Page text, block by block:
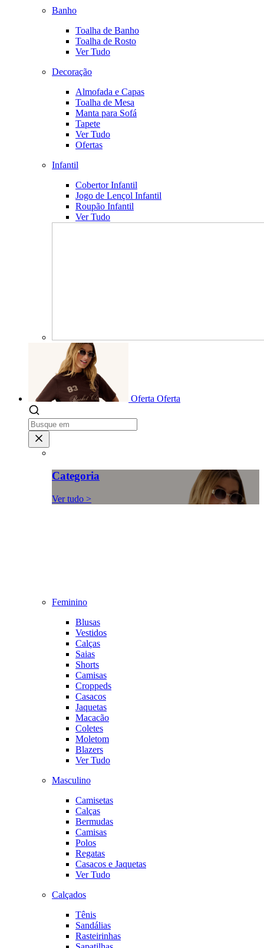
Banho
Toalha de Banho
Toalha de Rosto
Ver Tudo
Decoração
Almofada e Capas
Toalha de Mesa
Manta para Sofá
Tapete
Ver Tudo
Ofertas
Infantil
Cobertor Infantil
Jogo de Lençol Infantil
Roupão Infantil
Ver Tudo
Oferta Oferta
Categoria
Ver tudo >
Feminino
Blusas
Vestidos
Calças
Saias
Shorts
Camisas
Croppeds
Casacos
Jaquetas
Macacão
Coletes
Moletom
Blazers
Ver Tudo
Masculino
Camisetas
Calças
Bermudas
Camisas
Polos
Regatas
Casacos e Jaquetas
Ver Tudo
Calçados
Tênis
Sandálias
Rasteirinhas